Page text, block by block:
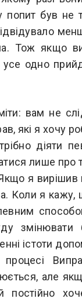
попит був не
Тож якщо
усе одно
вам не
які я хочу
діяти
лише про
я вирішив
Коли я кажу,
змінювати
істоти
але
постійно